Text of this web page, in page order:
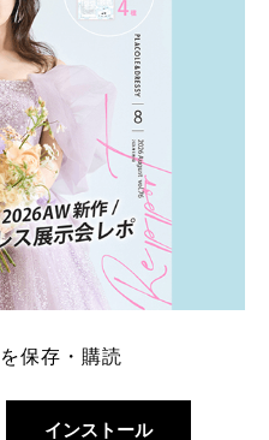
保存・購読
インストール